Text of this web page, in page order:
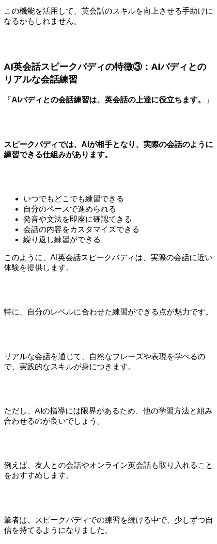
この機能を活用して、英会話のスキルを向上させる手助けに
なるかもしれません。
AI英会話スピークバディの特徴③：AIバディとの
リアルな会話練習
「 AIバディとの会話練習は、英会話の上達に役立ちます。 」
スピークバディでは、AIが相手となり、実際の会話のように
練習できる仕組みがあります。
いつでもどこでも練習できる
自分のペースで進められる
発音や文法を即座に確認できる
会話の内容をカスタマイズできる
繰り返し練習ができる
このように、AI英会話スピークバディは、実際の会話に近い
体験を提供します。
特に、自分のレベルに合わせた練習ができる点が魅力です。
リアルな会話を通じて、自然なフレーズや表現を学べるの
で、実践的なスキルが身につきます。
ただし、AIの指導には限界があるため、他の学習方法と組み
合わせるのが良いでしょう。
例えば、友人との会話やオンライン英会話も取り入れること
をおすすめします。
筆者は、スピークバディでの練習を続ける中で、少しずつ自
信を持てるようになりました。